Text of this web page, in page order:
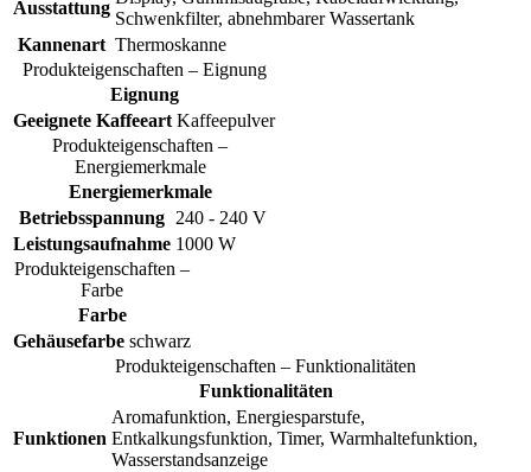
Ausstattung
Schwenkfilter, abnehmbarer Wassertank
Kannenart Thermoskanne
Produkteigenschaften – Eignung
Eignung
Geeignete Kaffeeart Kaffeepulver
Produkteigenschaften –
Energiemerkmale
Energiemerkmale
Betriebsspannung 240 - 240 V
Leistungsaufnahme 1000 W
Produkteigenschaften –
Farbe
Farbe
Gehäusefarbe schwarz
Produkteigenschaften – Funktionalitäten
Funktionalitäten
Funktionen
Aromafunktion, Energiesparstufe,
Entkalkungsfunktion, Timer, Warmhaltefunktion,
Wasserstandsanzeige